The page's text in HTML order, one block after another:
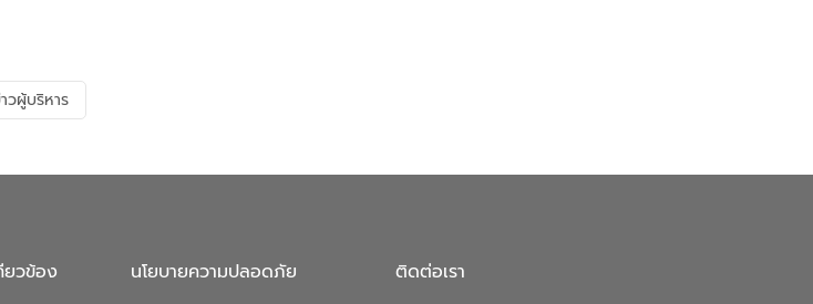
การพึ่งพาน้ำธรรมชาติและสร้างสมดุลทางเศรษฐกิจและสิ่งแวดล้อมได้อย่างเป็นรูปธรรม
เป็นก้าวสำคัญของ องค์การจัดการน้ำเสีย (อจน.) ในการร่วมวางรากฐานโครงสร้างพื้น
ทรัพยากรน้ำให้เกิดประโยชน์สูงสุดและเป็นไปตามมาตรฐานสากล
วผู้บริหาร
ยวข้อง นโยบายความปลอดภัย ติดต่อเรา